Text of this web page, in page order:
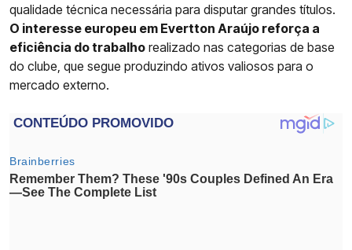
qualidade técnica necessária para disputar grandes títulos.
O interesse europeu em Evertton Araújo reforça a
eficiência do trabalho realizado nas categorias de base
do clube, que segue produzindo ativos valiosos para o
mercado externo.